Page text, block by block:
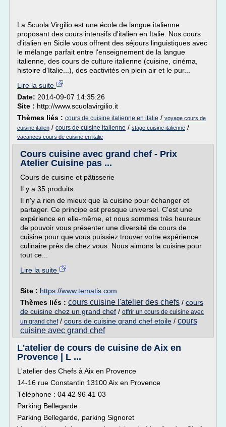
La Scuola Virgilio est une école de langue italienne
proposant des cours intensifs d'italien en Italie. Nos cours
d'italien en Sicile vous offrent des séjours linguistiques avec
le mélange parfait entre l'enseignement de la langue
italienne, des cours de culture italienne (cuisine, cinéma,
histoire d'Italie...), des eactivités en plein air et le pur...
Lire la suite
Date: 2014-09-07 14:35:26
Site : http://www.scuolavirgilio.it
Thèmes liés : cours de cuisine italienne en italie / voyage cours de
cuisine italien / cours de cuisine italienne / stage cuisine italienne /
vacances cours de cuisine en italie
Cours cuisine avec grand chef - Prix
Atelier Cuisine pas ...
Cours de cuisine et pâtisserie
Il y a 35 produits.
Il n'y a rien de mieux que la cuisine pour échanger et
partager. Ce principe est presque universel. C'est une
expérience en elle-même, et nous sommes très heureux
de pouvoir vous présenter une diversité de cours de
cuisine pour que vous puissiez trouver votre expérience
culinaire près de chez vous. Nous aimons la cuisine pour
tout ce...
Lire la suite
Site : https://www.tematis.com
Thèmes liés : cours cuisine l'atelier des chefs / cours
de cuisine chez un grand chef / offrir un cours de cuisine avec
un grand chef/ cours de cuisine grand chef etoile / cours
cuisine avec grand chef
L'atelier de cours de cuisine de Aix en
Provence | L ...
L'atelier des Chefs à Aix en Provence
14-16 rue Constantin 13100 Aix en Provence
Téléphone : 04 42 96 41 03
Parking Bellegarde
Parking Bellegarde, parking Signoret